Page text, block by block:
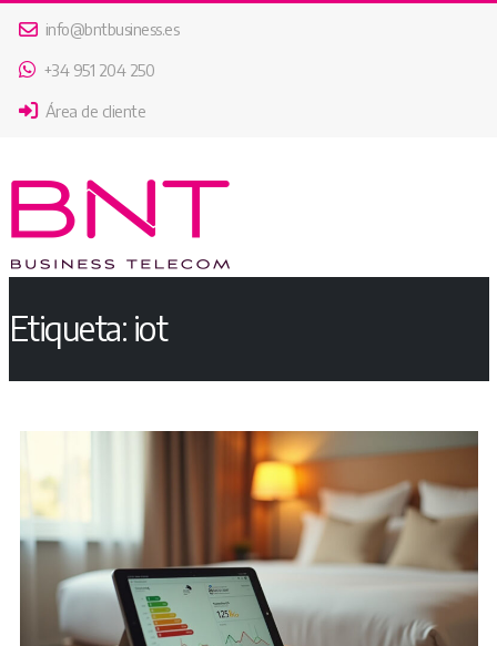
info@bntbusiness.es
+34 951 204 250
Área de cliente
Etiqueta: iot